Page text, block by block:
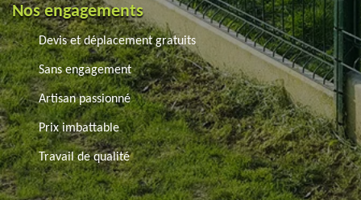
Nos engagements
Devis et déplacement gratuits
Sans engagement
Artisan passionné
Prix imbattable
Travail de qualité